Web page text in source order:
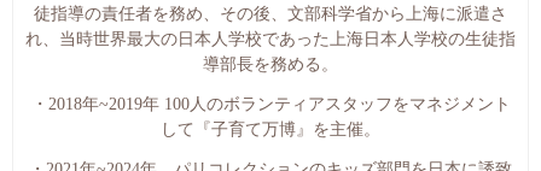
徒指導の責任者を務め、その後、文部科学省から上海に派遣さ
れ、当時世界最大の日本人学校であった上海日本人学校の生徒指
導部長を務める。
・2018年~2019年 100人のボランティアスタッフをマネジメント
して『子育て万博』を主催。